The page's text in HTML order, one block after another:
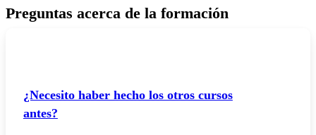
Preguntas acerca de la formación
¿Necesito haber hecho los otros cursos
antes?